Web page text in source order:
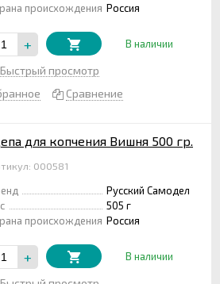
происхождения Россия
+ В наличии
Быстрый просмотр
Сравнение
для копчения Вишня 500 гр.
000581
Русский Самодел
505 г
происхождения Россия
+ В наличии